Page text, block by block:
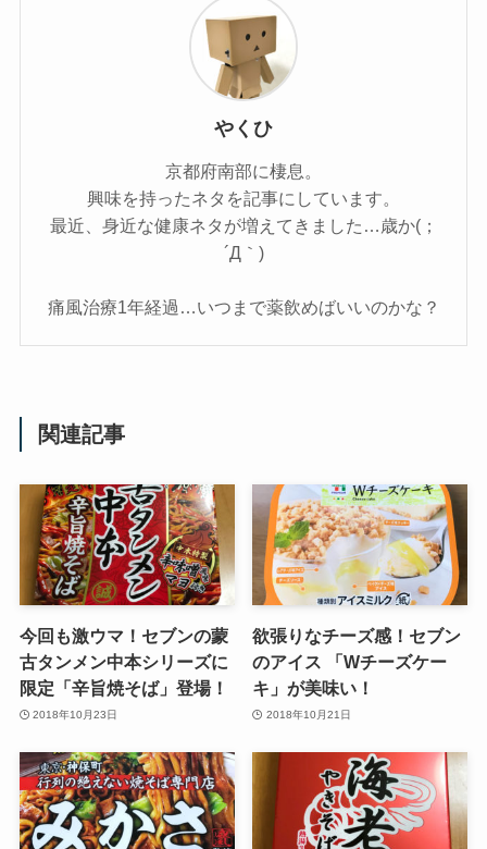
やくひ
京都府南部に棲息。
興味を持ったネタを記事にしています。
最近、身近な健康ネタが増えてきました…歳か(；
´Д｀)
痛風治療1年経過…いつまで薬飲めばいいのかな？
関連記事
今回も激ウマ！セブンの蒙
古タンメン中本シリーズに
限定「辛旨焼そば」登場！
2018年10月23日
欲張りなチーズ感！セブン
のアイス 「Wチーズケー
キ」が美味い！
2018年10月21日